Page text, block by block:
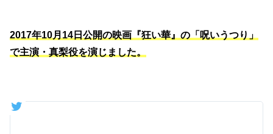
2017年10月14日公開の映画『狂い華』の「呪いうつり」
で主演・真梨役を演じました。